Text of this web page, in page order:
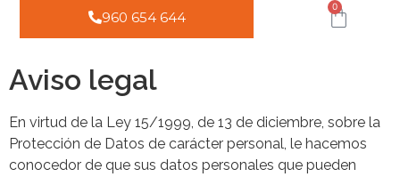
960 654 644
0
Aviso legal
En virtud de la Ley 15/1999, de 13 de diciembre, sobre la
Protección de Datos de carácter personal, le hacemos
conocedor de que sus datos personales que pueden